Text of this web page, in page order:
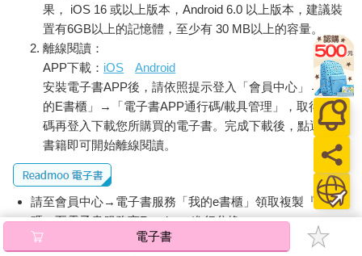
果， iOS 16 或以上版本，Android 6.0 以上版本，建議裝
置有6GB以上的記憶體，至少有 30 MB以上的容量。
離線閱讀：
APP下載： iOS
Android
安裝電子書APP後，請依照提示登入「會員中心」→「我
的E書櫃」→「電子書APP通行碼/載具管理」，取得通行
碼再登入下載您所購買的電子書。完成下載後，點選任一
書籍即可開始離線閱讀。
請至會員中心→電子書服務「我的e書櫃」領取複製『兌換
碼』至電子書服務商Readmoo進行兌換。
退換貨須知：
電子書